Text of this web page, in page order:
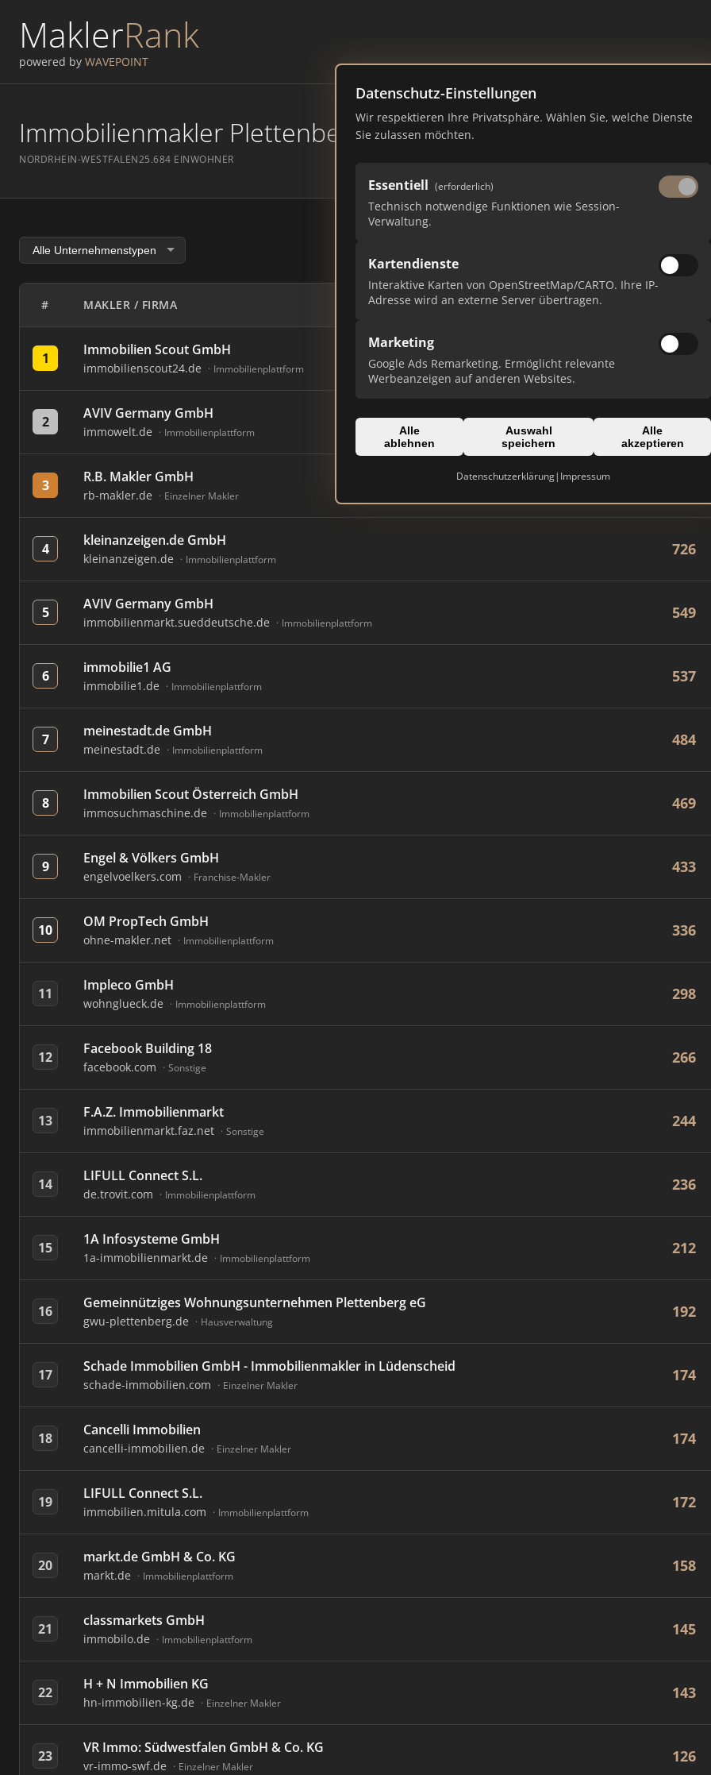
MaklerRank
powered by WAVEPOINT
Datenschutz-Einstellungen
Wir respektieren Ihre Privatsphäre. Wählen Sie, welche Dienste
Sie zulassen möchten.
Essentiell (erforderlich)
Technisch notwendige Funktionen wie Session-
Verwaltung.
Kartendienste
Interaktive Karten von OpenStreetMap/CARTO. Ihre IP-
Adresse wird an externe Server übertragen.
Marketing
Google Ads Remarketing. Ermöglicht relevante
Werbeanzeigen auf anderen Websites.
Alle
ablehnen
Auswahl
speichern
Alle
akzeptieren
Datenschutzerklärung| Impressum
Immobilienmakler Plettenberg – Ranking Juli 2026
NORDRHEIN-WESTFALEN25.684 EINWOHNER
# MAKLER / FIRMA
1 Immobilien Scout GmbH
immobilienscout24.de Immobilienplattform
833
2 AVIV Germany GmbH
immowelt.de Immobilienplattform
828
3 R.B. Makler GmbH
rb-makler.de Einzelner Makler
4 kleinanzeigen.de GmbH
kleinanzeigen.de Immobilienplattform
726
5 AVIV Germany GmbH
immobilienmarkt.sueddeutsche.de Immobilienplattform
549
6 immobilie1 AG
immobilie1.de Immobilienplattform
537
7 meinestadt.de GmbH
meinestadt.de Immobilienplattform
484
8 Immobilien Scout Österreich GmbH
immosuchmaschine.de Immobilienplattform
469
9 Engel & Völkers GmbH
engelvoelkers.com Franchise-Makler
433
10 OM PropTech GmbH
ohne-makler.net Immobilienplattform
336
11 Impleco GmbH
wohnglueck.de Immobilienplattform
298
12 Facebook Building 18
facebook.com Sonstige
266
13 F.A.Z. Immobilienmarkt
immobilienmarkt.faz.net Sonstige
244
14 LIFULL Connect S.L.
de.trovit.com Immobilienplattform
236
15 1A Infosysteme GmbH
1a-immobilienmarkt.de Immobilienplattform
212
16 Gemeinnütziges Wohnungsunternehmen Plettenberg eG
gwu-plettenberg.de Hausverwaltung
192
17 Schade Immobilien GmbH - Immobilienmakler in Lüdenscheid
schade-immobilien.com Einzelner Makler
174
18 Cancelli Immobilien
cancelli-immobilien.de Einzelner Makler
174
19 LIFULL Connect S.L.
immobilien.mitula.com Immobilienplattform
172
20 markt.de GmbH & Co. KG
markt.de Immobilienplattform
158
21 classmarkets GmbH
immobilo.de Immobilienplattform
145
22 H + N Immobilien KG
hn-immobilien-kg.de Einzelner Makler
143
23 VR Immo: Südwestfalen GmbH & Co. KG
vr-immo-swf.de Einzelner Makler
126